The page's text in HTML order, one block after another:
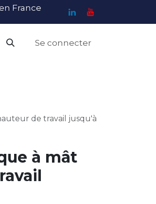
France
Se connecter
de travail jusqu'à
à mât